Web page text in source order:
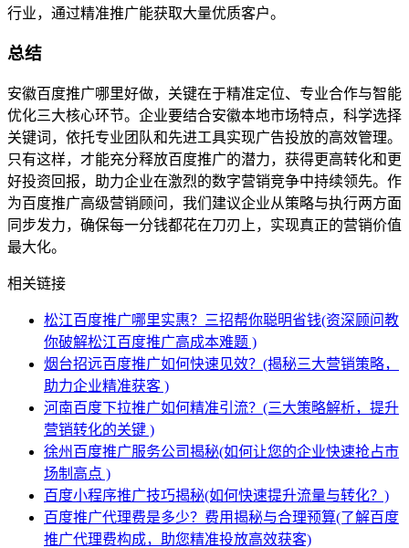
行业，通过精准推广能获取大量优质客户。
总结
安徽百度推广哪里好做，关键在于精准定位、专业合作与智能
优化三大核心环节。企业要结合安徽本地市场特点，科学选择
关键词，依托专业团队和先进工具实现广告投放的高效管理。
只有这样，才能充分释放百度推广的潜力，获得更高转化和更
好投资回报，助力企业在激烈的数字营销竞争中持续领先。作
为百度推广高级营销顾问，我们建议企业从策略与执行两方面
同步发力，确保每一分钱都花在刀刃上，实现真正的营销价值
最大化。
相关链接
松江百度推广哪里实惠？三招帮你聪明省钱(资深顾问教
你破解松江百度推广高成本难题 )
烟台招远百度推广如何快速见效？(揭秘三大营销策略，
助力企业精准获客 )
河南百度下拉推广如何精准引流？(三大策略解析，提升
营销转化的关键 )
徐州百度推广服务公司揭秘(如何让您的企业快速抢占市
场制高点 )
百度小程序推广技巧揭秘(如何快速提升流量与转化？)
百度推广代理费是多少？费用揭秘与合理预算(了解百度
推广代理费构成，助您精准投放高效获客)